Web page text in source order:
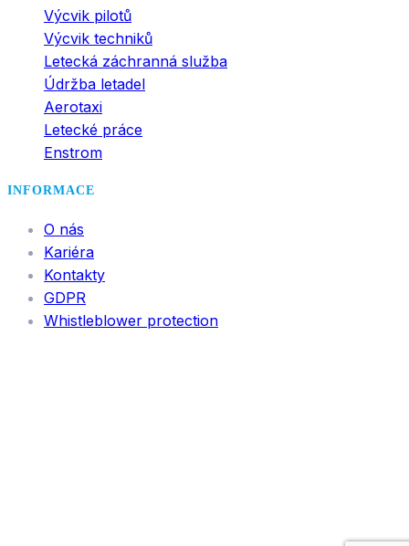
Výcvik pilotů
Výcvik techniků
Letecká záchranná služba
Údržba letadel
Aerotaxi
Letecké práce
Enstrom
INFORMACE
O nás
Kariéra
Kontakty
GDPR
Whistleblower protection